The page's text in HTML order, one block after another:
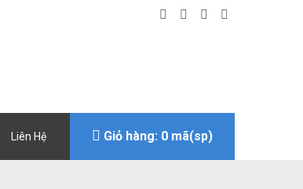
Liên Hệ Giỏ hàng: 0 mã(sp)